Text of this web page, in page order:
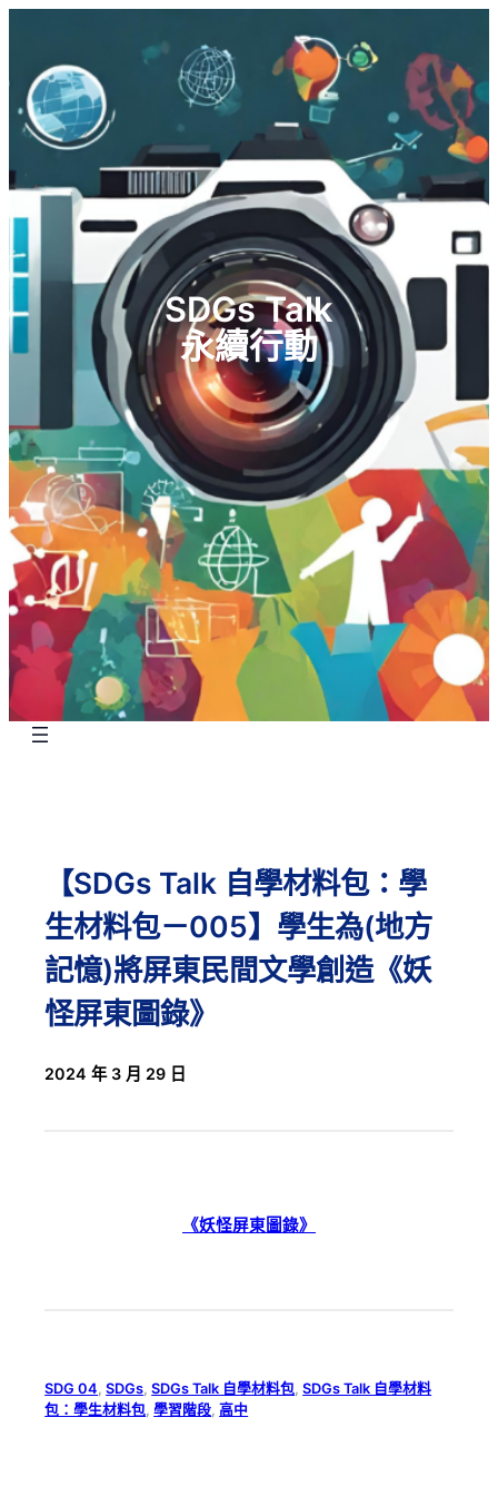
SDGs Talk
永續行動
【SDGs Talk 自學材料包：學
生材料包－005】學生為(地方
記憶)將屏東民間文學創造《妖
怪屏東圖錄》
2024 年 3 月 29 日
《妖怪屏東圖錄》
SDG 04 , SDGs , SDGs Talk 自學材料包 , SDGs Talk 自學材料
包：學生材料包 , 學習階段 , 高中